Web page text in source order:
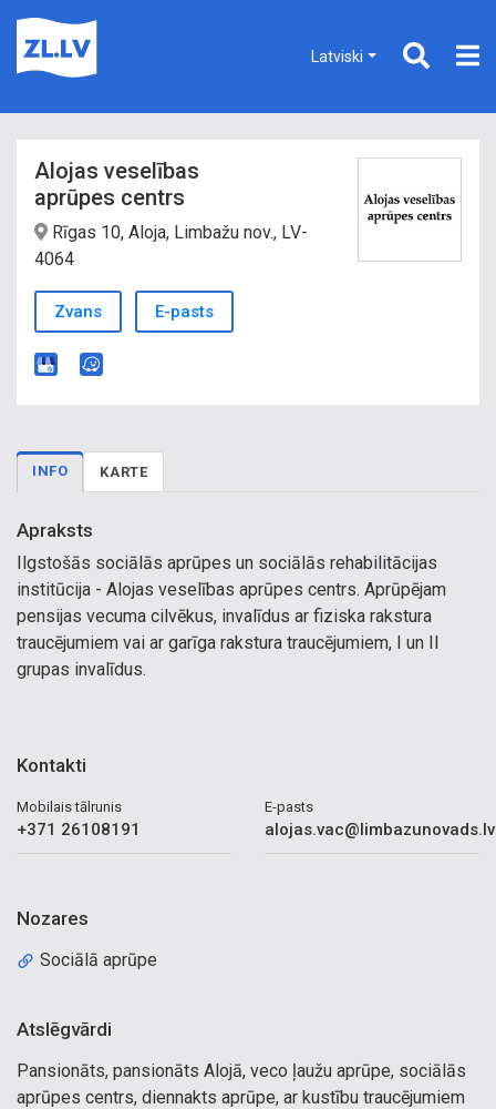
Latviski
Alojas veselības
aprūpes centrs
Rīgas 10, Aloja, Limbažu nov., LV-
4064
Zvans E-pasts
INFO KARTE
Apraksts
Ilgstošās sociālās aprūpes un sociālās rehabilitācijas
institūcija - Alojas veselības aprūpes centrs. Aprūpējam
pensijas vecuma cilvēkus, invalīdus ar fiziska rakstura
traucējumiem vai ar garīga rakstura traucējumiem, I un II
grupas invalīdus.
Kontakti
Mobilais tālrunis
+371 26108191
E-pasts
alojas.vac@limbazunovads.lv
Nozares
Sociālā aprūpe
Atslēgvārdi
Pansionāts, pansionāts Alojā, veco ļaužu aprūpe, sociālās
aprūpes centrs, diennakts aprūpe, ar kustību traucējumiem